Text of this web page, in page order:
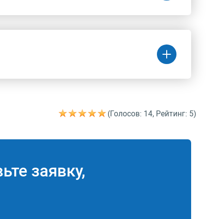
Цена
(руб.)
Цена
(Голосов: 14, Рейтинг: 5)
заявку,